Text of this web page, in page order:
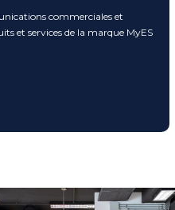
commerciales et
et services de la marque MyES